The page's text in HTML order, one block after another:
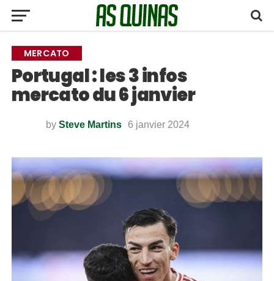
MERCATO
Portugal : les 3 infos
mercato du 6 janvier
by Steve Martins 6 janvier 2024